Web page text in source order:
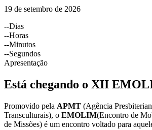
19 de setembro de 2026
--Dias
--Horas
--Minutos
--Segundos
Apresentação
Está chegando o XII
Promovido pela APMT (Agência
Transculturais), o EMOLIM(Encontro de
de Missões) é um encontro voltado para